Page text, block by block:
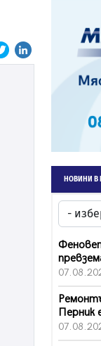
НОВИНИ В
Перник